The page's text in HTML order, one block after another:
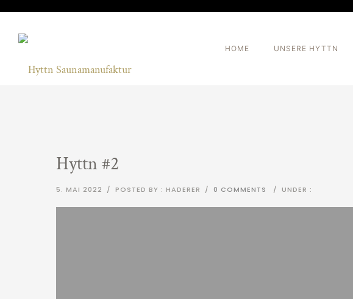
HOME UNSERE HYTTN
Hyttn #2
5. MAI 2022 / POSTED BY : HADERER / 0 COMMENTS / UNDER :